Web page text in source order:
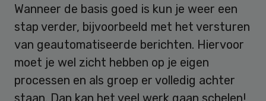
Wanneer de basis goed is kun je weer een
stap verder, bijvoorbeeld met het versturen
van geautomatiseerde berichten. Hiervoor
moet je wel zicht hebben op je eigen
processen en als groep er volledig achter